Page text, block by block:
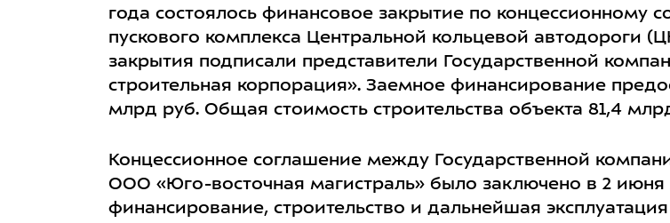
года состоялось финансовое закрытие по концессионному
пускового комплекса Центральной кольцевой автодороги
закрытия подписали представители Государственной
строительная корпорация». Заемное финансирование
млрд руб. Общая стоимость строительства объекта 81,4
Концессионное соглашение между Государственной
ООО «Юго-восточная магистраль» было заключено в 2
финансирование, строительство и дальнейшая